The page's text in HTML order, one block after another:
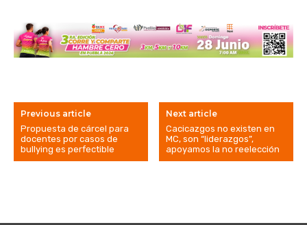
Previous article
Propuesta de cárcel para
docentes por casos de
bullying es perfectible
Next article
Cacicazgos no existen en
MC, son “liderazgos”,
apoyamos la no reelección